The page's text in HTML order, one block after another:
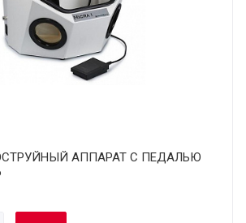
АППАРАТ С ПЕДАЛЬЮ